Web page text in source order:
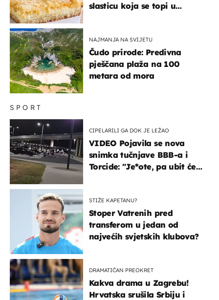
SPORT
CIPELARILI GA DOK JE LEŽAO
VIDEO Pojavila se nova
snimka tučnjave BBB-a i
Torcide: "Je*ote, pa ubit će
STIŽE KAPETANU?
Stoper Vatrenih pred
transferom u jedan od
najvećih svjetskih klubova?
DRAMATIČAN PREOKRET
Kakva drama u Zagrebu!
Hrvatska srušila Srbiju i
slasticu koja se topi u
NAJMANJA NA SVIJETU
Čudo prirode: Predivna
pješčana plaža na 100
metara od mora